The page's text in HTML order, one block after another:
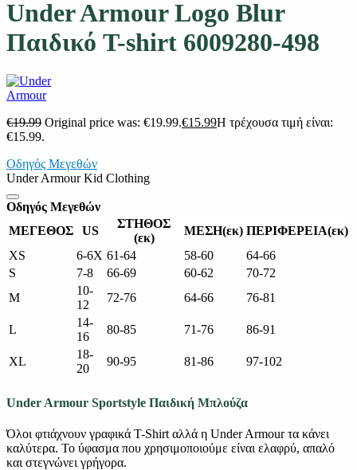
Under Armour Logo Blur
Παιδικό T-shirt 6009280-498
€19.99 Original price was: €19.99.€15.99Η τρέχουσα τιμή είναι:
€15.99.
Οδηγός Μεγεθών
Under Armour Kid Clothing
Οδηγός Μεγεθών
ΜΕΓΕΘΟΣ
US
ΣΤΗΘΟΣ
(εκ)
ΜΕΣΗ(εκ) ΠΕΡΙΦΕΡΕΙΑ(εκ)
XS
6-6X 61-64 58-60
64-66
S
7-8 66-69 60-62
70-72
M
10-
12
72-76 64-66 76-81
L
14-
16
80-85 71-76 86-91
XL
18-
20
90-95 81-86 97-102
Under Armour Sportstyle Παιδική Μπλούζα
Όλοι φτιάχνουν γραφικά T-Shirt αλλά η Under Armour τα κάνει
καλύτερα. Το ύφασμα που χρησιμοποιούμε είναι ελαφρύ, απαλό
και στεγνώνει γρήγορα.